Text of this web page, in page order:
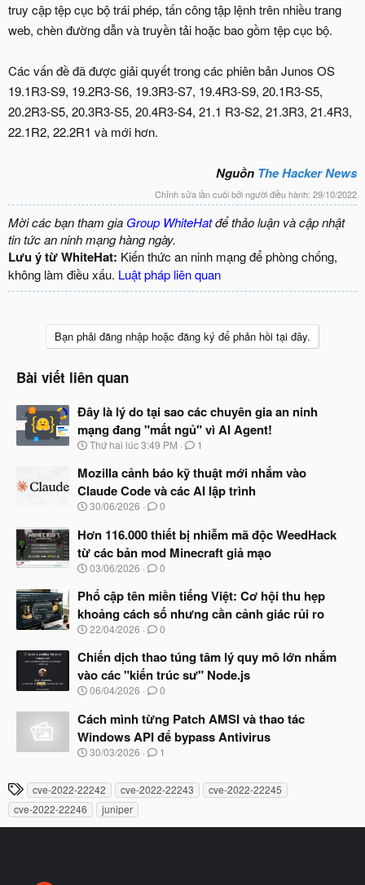
truy cập tệp cục bộ trái phép, tấn công tập lệnh trên nhiều trang
web, chèn đường dẫn và truyền tải hoặc bao gồm tệp cục bộ.
Các vấn đề đã được giải quyết trong các phiên bản Junos OS
19.1R3-S9, 19.2R3-S6, 19.3R3-S7, 19.4R3-S9, 20.1R3-S5,
20.2R3-S5, 20.3R3-S5, 20.4R3-S4, 21.1 R3-S2, 21.3R3, 21.4R3,
22.1R2, 22.2R1 và mới hơn.
Nguồn The Hacker News
Chỉnh sửa lần cuối bởi người điều hành: 29/10/2022
Mời các bạn tham gia Group WhiteHatđể thảo luận và cập nhật
tin tức an ninh mạng hàng ngày.
Lưu ý từ WhiteHat: Kiến thức an ninh mạng để phòng chống,
không làm điều xấu. Luật pháp liên quan
Bạn phải đăng nhập hoặc đăng ký để phản hồi tại đây.
Bài viết liên quan
Đây là lý do tại sao các chuyên gia an ninh
mạng đang "mất ngủ" vì AI Agent!
N
à
b
ắ
đ
ầ
Thứ hai lúc 3:49 PM 1
Mozilla cảnh báo kỹ thuật mới nhắm vào
Claude Code và các AI lập trình
N
à
b
ắ
đ
ầ
u
30/06/2026 0
Hơn 116.000 thiết bị nhiễm mã độc WeedHack
từ các bản mod Minecraft giả mạo
N
à
b
ắ
đ
ầ
u
03/06/2026 0
Phổ cập tên miền tiếng Việt: Cơ hội thu hẹp
khoảng cách số nhưng cần cảnh giác rủi ro
N
à
b
ắ
đ
ầ
u
22/04/2026 0
Chiến dịch thao túng tâm lý quy mô lớn nhắm
vào các "kiến trúc sư" Node.js
N
à
y
b
ắ
đ
ầ
u
06/04/2026 0
Cách mình từng Patch AMSI và thao tác
Windows API để bypass Antivirus
N
y
b
ắ
t
30/03/2026 1
T
h
ẻ
cve-2022-22242 cve-2022-22243
cve-2022-22245
cve-2022-22246
juniper